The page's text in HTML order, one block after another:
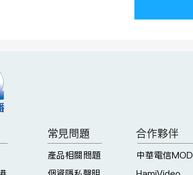
常見問題
產品相關問題
合作夥伴
中華電信MOD